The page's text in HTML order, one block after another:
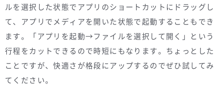
ルを選択した状態でアプリのショートカットにドラッグし
て、アプリでメディアを開いた状態で起動することもでき
ます。「アプリを起動→ファイルを選択して開く」という
行程をカットできるので時短にもなります。ちょっとした
ことですが、快適さが格段にアップするのでぜひ試してみ
てください。